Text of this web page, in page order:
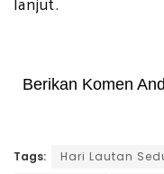
lanjut.
Berikan Komen
Tags: Hari Lautan